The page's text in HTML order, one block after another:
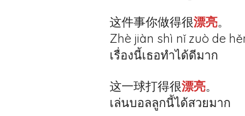
这件事你做得很漂亮。
Zhè jiàn shì nǐ zuò de
เรื่องนี้เธอทำได้ดีมาก
这一球打得很漂亮。
เล่นบอลลูกนี้ได้สวยมาก